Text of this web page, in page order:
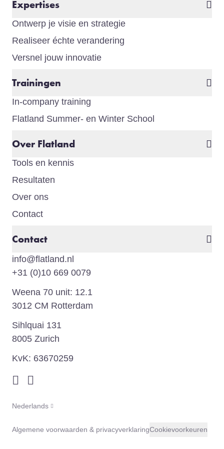
Expertises
Ontwerp je visie en strategie
Realiseer échte verandering
Versnel jouw innovatie
Trainingen
In-company training
Flatland Summer- en Winter School
Over Flatland
Tools en kennis
Resultaten
Over ons
Contact
Contact
info@flatland.nl
+31 (0)10 669 0079
Weena 70 unit: 12.1
3012 CM Rotterdam
Sihlquai 131
8005 Zurich
KvK: 63670259
instagram
Legal
Algemene voorwaarden & privacyverklaringCookievoorkeuren
Kies je taal
Nederlands